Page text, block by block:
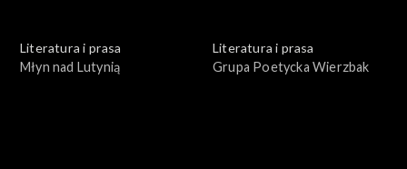
Literatura i prasa
Młyn nad Lutynią
Literatura i prasa
Grupa Poetycka Wierzbak